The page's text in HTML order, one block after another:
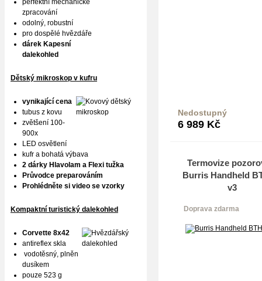
Nedostupný
6 989 Kč
Termovize
Burris Handheld
v3
Doprava zdarma
perfektní mechanické
zpracování
odolný, robustní
pro dospělé hvězdáře
dárek Kapesní
dalekohled
Dětský mikroskop v kufru
vynikající cena
tubus z kovu
zvětšení 100-
900x
LED osvětlení
kufr a bohatá výbava
2 dárky Hlavolam a Flexi tužka
Průvodce preparováním
Prohlédněte si video se vzorky
Kompaktní turistický dalekohled
Corvette 8x42
antireflex skla
vodotěsný, plněn
dusíkem
pouze 523 g